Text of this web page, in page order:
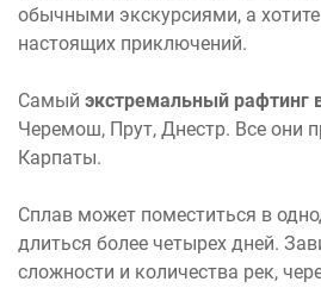
обычными экскурсиями, а
настоящих приключений.
Самый экстремальный рафтинг
Черемош, Прут, Днестр. Все они
Карпаты.
Сплав может поместиться в
длиться более четырех дней.
сложности и количества рек,